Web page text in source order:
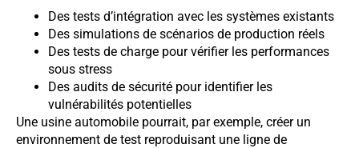
Des tests d’intégration avec les systèmes existants
Des simulations de scénarios de production réels
Des tests de charge pour vérifier les performances
sous stress
Des audits de sécurité pour identifier les
vulnérabilités potentielles
Une usine automobile pourrait, par exemple, créer un
environnement de test reproduisant une ligne de